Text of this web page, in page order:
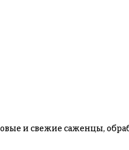
и свежие саженцы,